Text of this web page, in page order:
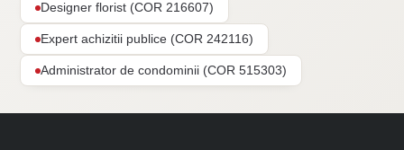
Designer florist (COR 216607)
Expert achizitii publice (COR 242116)
Administrator de condominii (COR 515303)